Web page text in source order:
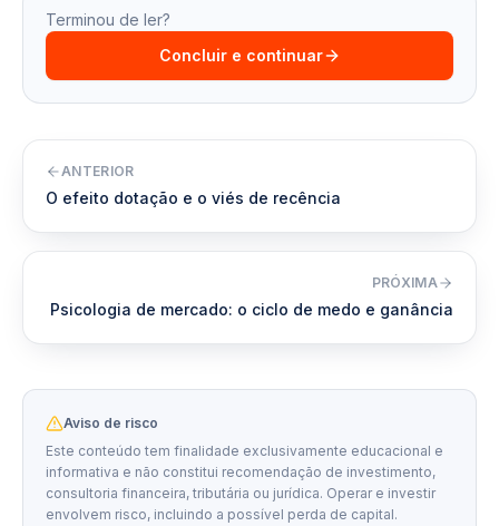
Terminou de ler?
Concluir e continuar
ANTERIOR
O efeito dotação e o viés de recência
PRÓXIMA
Psicologia de mercado: o ciclo de medo e ganância
Aviso de risco
Este conteúdo tem finalidade exclusivamente educacional e
informativa e não constitui recomendação de investimento,
consultoria financeira, tributária ou jurídica. Operar e investir
envolvem risco, incluindo a possível perda de capital.